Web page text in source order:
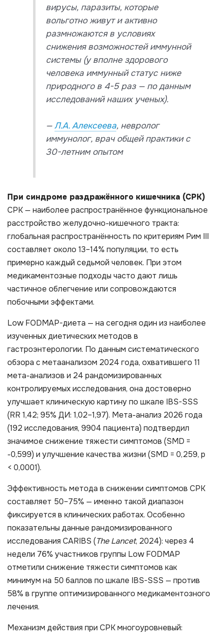
вирусы, паразиты, которые
вольготно живут и активно
размножаются в условиях
снижения возможностей иммунной
системы (у вполне здорового
человека иммунный статус ниже
природного в 4-5 раз — по данным
исследований наших ученых).
—Л.А. Алексеева, невролог
иммунолог, врач общей практики с
30-летним опытом
При синдроме раздражённого кишечника (СРК)
СРК — наиболее распространённое функциональное
расстройство желудочно-кишечного тракта:
глобальная распространённость по критериям Рим III
составляет около 13–14% популяции, то есть
примерно каждый седьмой человек. При этом
медикаментозные подходы часто дают лишь
частичное облегчение или сопровождаются
побочными эффектами.
Low FODMAP-диета — на сегодня один из наиболее
изученных диетических методов в
гастроэнтерологии. По данным систематического
обзора с метаанализом 2024 года, охватившего 11
мета-анализов и 24 рандомизированных
контролируемых исследования, она достоверно
улучшает клиническую картину по шкале IBS-SSS
(RR 1,42; 95% ДИ: 1,02–1,97). Мета-анализ 2026 года
(192 исследования, 9904 пациента) подтвердил
значимое снижение тяжести симптомов (SMD =
-0,599) и улучшение качества жизни (SMD = 0,259, p
< 0,0001).
Эффективность метода в снижении симптомов СРК
составляет 50–75% — именно такой диапазон
фиксируется в клинических работах. Особенно
показательны данные рандомизированного
исследования CARIBS (The Lancet, 2024): через 4
недели 76% участников группы Low FODMAP
отметили снижение тяжести симптомов как
минимум на 50 баллов по шкале IBS-SSS — против
58% в группе оптимизированного медикаментозного
лечения.
Механизм действия при СРК многоуровневый: